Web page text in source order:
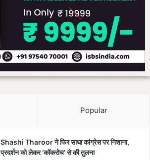
Popular
Shashi Tharoor ने फिर साधा कांग्रेस पर निशाना,
प्रदर्शन को लेकर ‘कॉकरोच’ से की तुलना